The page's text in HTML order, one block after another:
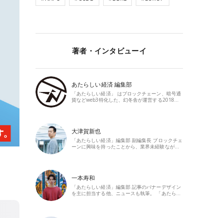
著者・インタビューイ
あたらしい経済 編集部
「あたらしい経済」 はブロックチェーン、暗号通
貨などweb3特化した、幻冬舎が運営する2018…
大津賀新也
「あたらしい経済」編集部 副編集長 ブロックチェ
ーンに興味を持ったことから、業界未経験なが…
一本寿和
「あたらしい経済」編集部 記事のバナーデザイン
を主に担当する他、ニュースも執筆。 「あたら…